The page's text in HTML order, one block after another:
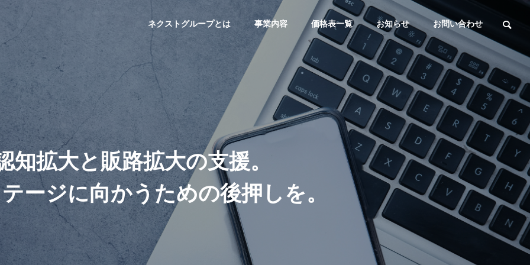
ネクストグループとは 事業内容 価格表一覧 お知らせ お問い合わせ
知拡大と販路拡大の支援。
テージに向かうための後押 し を。